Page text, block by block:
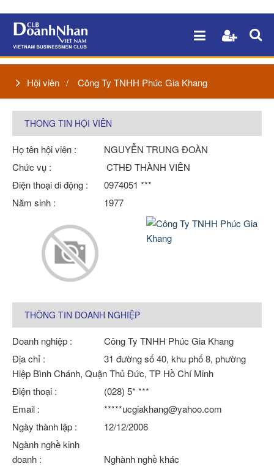
Hội viên Công Ty TNHH Phúc Gia Khang
THÔNG TIN HỘI VIÊN
Họ tên hội viên :
NGUYỄN TRUNG ĐOÀN
Chức vụ :
CTHĐ THÀNH VIÊN
Điện thoại di động :
0974051 ***
Năm sinh :
1977
THÔNG TIN DOANH NGHIỆP
Doanh nghiệp :
Công Ty TNHH Phúc Gia Khang
Địa chỉ :
31 đường số 40, khu phố 8, phường
Hiệp Bình Chánh, Quận Thủ Đức, TP Hồ Chí Minh
Điện thoại :
(028) 5* ***
Email :
*****ucgiakhang@yahoo.com
Ngày thành lập :
12/12/2006
Ngành nghề kinh
doanh :
Nghành nghề khác